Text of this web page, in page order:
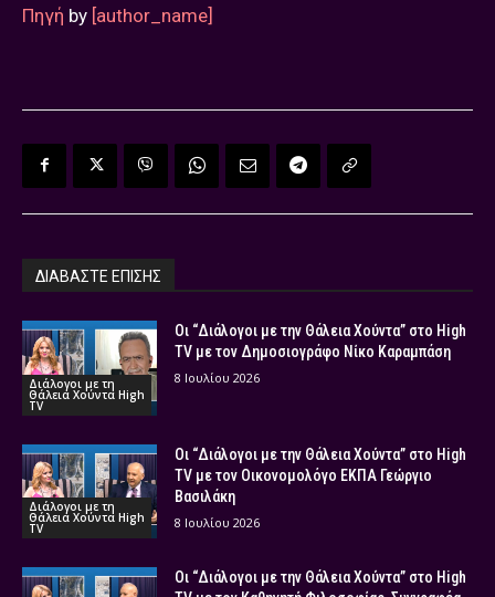
Πηγή by [author_name]
ΔΙΑΒΑΣΤΕ ΕΠΙΣΗΣ
Διάλογοι με τη
Θάλεια Χούντα High
TV
Οι “Διάλογοι με την Θάλεια Χούντα” στο High
TV με τον Δημοσιογράφο Νίκο Καραμπάση
8 Ιουλίου 2026
Διάλογοι με τη
Θάλεια Χούντα High
TV
Οι “Διάλογοι με την Θάλεια Χούντα” στο High
TV με τον Οικονομολόγο ΕΚΠΑ Γεώργιο
Βασιλάκη
8 Ιουλίου 2026
Οι “Διάλογοι με την Θάλεια Χούντα” στο High